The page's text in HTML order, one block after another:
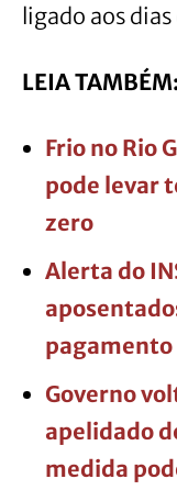
ligado aos
LEIA TAMBÉM:
Frio no Rio
pode levar
zero
Alerta do
Governo
apelidado
medida